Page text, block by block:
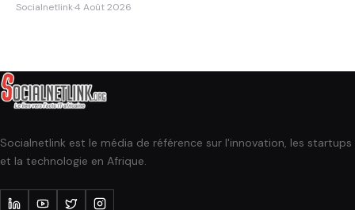
Socialnetlink·4 Août 2026
Socialnetlink est le média de référence sur l'innovation, les startups
et la technologie en Afrique.